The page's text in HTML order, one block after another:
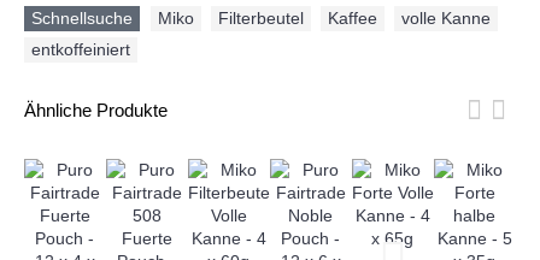
Schnellsuche Miko Filterbeutel Kaffee volle Kanne
entkoffeiniert
Ähnliche Produkte